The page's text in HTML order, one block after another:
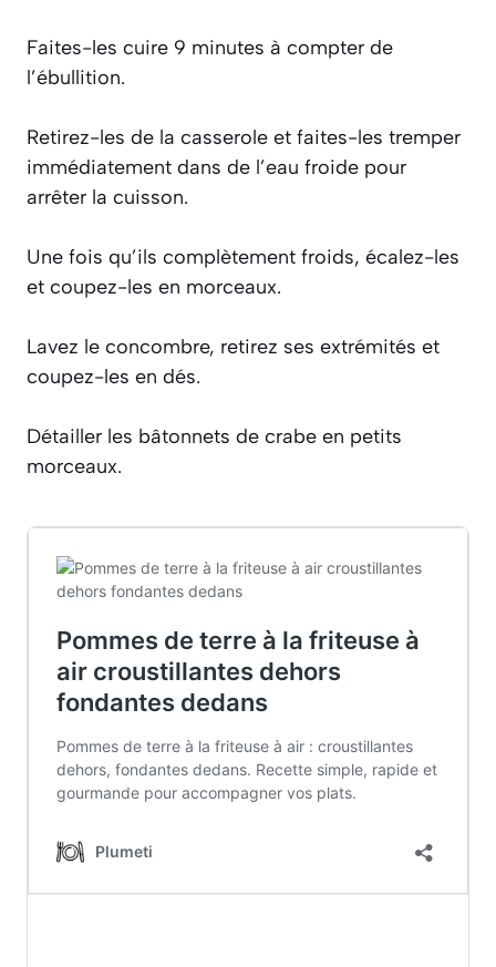
Faites-les cuire 9 minutes à compter de
l’ébullition.
Retirez-les de la casserole et faites-les tremper
immédiatement dans de l’eau froide pour
arrêter la cuisson.
Une fois qu’ils complètement froids, écalez-les
et coupez-les en morceaux.
Lavez le concombre, retirez ses extrémités et
coupez-les en dés.
Détailler les bâtonnets de crabe en petits
morceaux.